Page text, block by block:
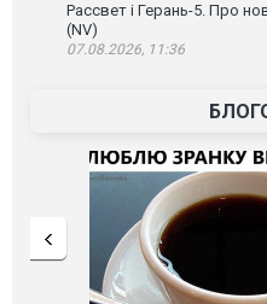
Рассвет і Герань-5. Про
(NV)
07.08.2026, 11:36